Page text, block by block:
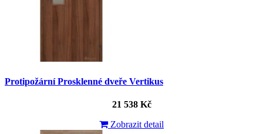
Protipožární Prosklenné dveře Vertikus
21 538 Kč
Zobrazit detail